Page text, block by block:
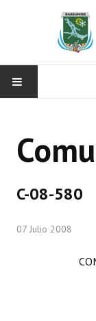
CONCEJO
Comisiones
C-08-580
07 Julio 2008